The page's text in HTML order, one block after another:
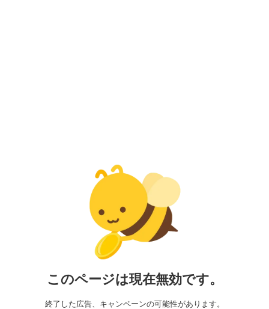
このページは現在無効です。
終了した広告、キャンペーンの可能性があります。